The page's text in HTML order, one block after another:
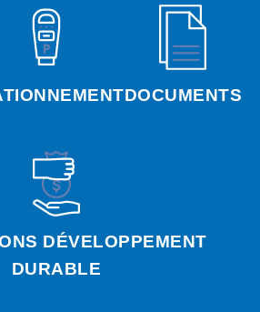
DOCUMENTS
DÉVELOPPEMENT
DURABLE